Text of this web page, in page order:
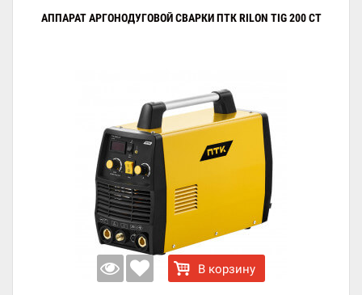
АППАРАТ АРГОНОДУГОВОЙ СВАРКИ ПТК RILON TIG 200 CT
В корзину